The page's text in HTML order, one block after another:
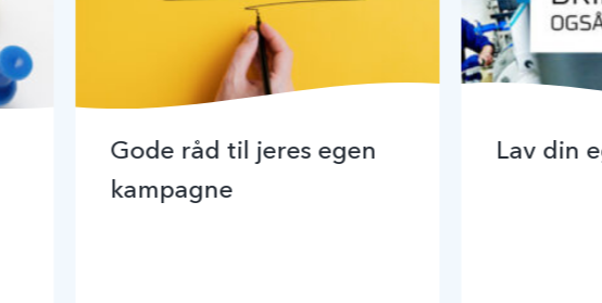
Gode råd til jeres egen
kampagne
Lav din